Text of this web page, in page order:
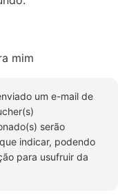
mim
um e-mail de
serão
indicar, podendo
para usufruir da